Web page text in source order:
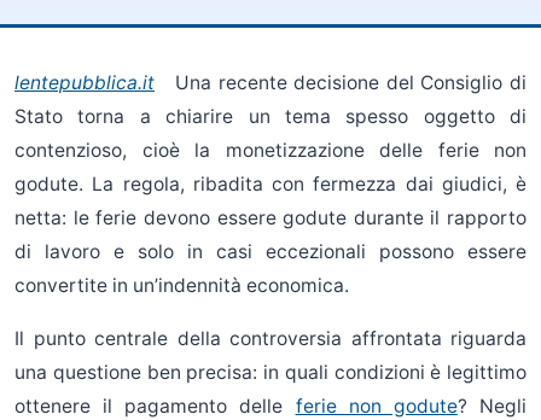
lentepubblica.it Una recente decisione del Consiglio di
Stato torna a chiarire un tema spesso oggetto di
contenzioso, cioè la monetizzazione delle ferie non
godute. La regola, ribadita con fermezza dai giudici, è
netta: le ferie devono essere godute durante il rapporto
di lavoro e solo in casi eccezionali possono essere
convertite in un’indennità economica.
Il punto centrale della controversia affrontata riguarda
una questione ben precisa: in quali condizioni è legittimo
ottenere il pagamento delle ferie non godute? Negli